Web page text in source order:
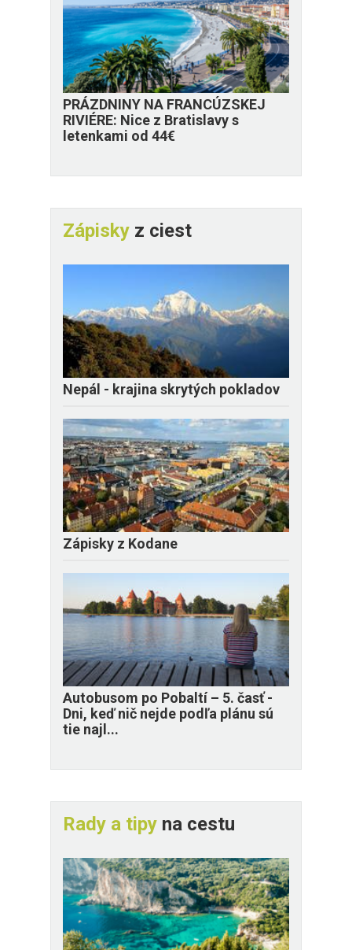
PRÁZDNINY NA FRANCÚZSKEJ
RIVIÉRE: Nice z Bratislavy s
letenkami od 44€
Zápisky z ciest
Nepál - krajina skrytých pokladov
Zápisky z Kodane
​Autobusom po Pobaltí – 5. časť -
Dni, keď nič nejde podľa plánu sú
tie najl...
Rady a tipy na cestu